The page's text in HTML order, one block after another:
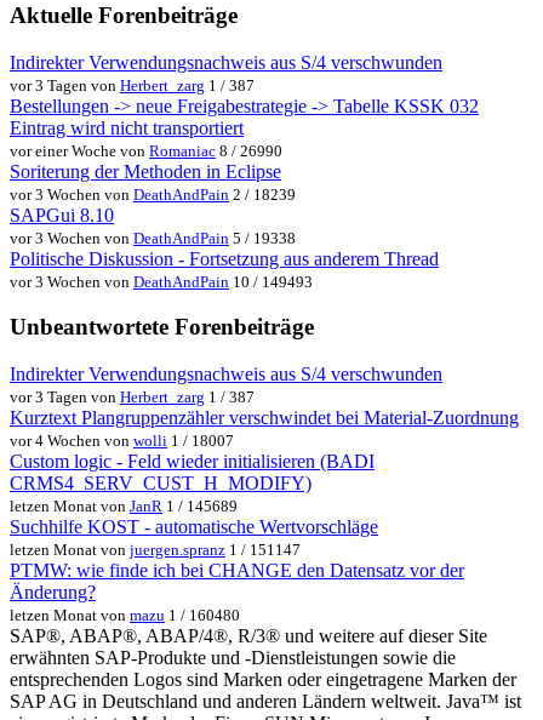
Aktuelle Forenbeiträge
Indirekter Verwendungsnachweis aus S/4 verschwunden
vor 3 Tagen von Herbert_zarg 1 / 387
Bestellungen -> neue Freigabestrategie -> Tabelle KSSK 032
Eintrag wird nicht transportiert
vor einer Woche von Romaniac 8 / 26990
Soriterung der Methoden in Eclipse
vor 3 Wochen von DeathAndPain 2 / 18239
SAPGui 8.10
vor 3 Wochen von DeathAndPain 5 / 19338
Politische Diskussion - Fortsetzung aus anderem Thread
vor 3 Wochen von DeathAndPain 10 / 149493
Unbeantwortete Forenbeiträge
Indirekter Verwendungsnachweis aus S/4 verschwunden
vor 3 Tagen von Herbert_zarg 1 / 387
Kurztext Plangruppenzähler verschwindet bei Material-Zuordnung
vor 4 Wochen von wolli 1 / 18007
Custom logic - Feld wieder initialisieren (BADI
CRMS4_SERV_CUST_H_MODIFY)
letzen Monat von JanR 1 / 145689
Suchhilfe KOST - automatische Wertvorschläge
letzen Monat von juergen.spranz 1 / 151147
PTMW: wie finde ich bei CHANGE den Datensatz vor der
Änderung?
letzen Monat von mazu 1 / 160480
SAP®, ABAP®, ABAP/4®, R/3® und weitere auf dieser Site
erwähnten SAP-Produkte und -Dienstleistungen sowie die
entsprechenden Logos sind Marken oder eingetragene Marken der
SAP AG in Deutschland und anderen Ländern weltweit. Java™ ist